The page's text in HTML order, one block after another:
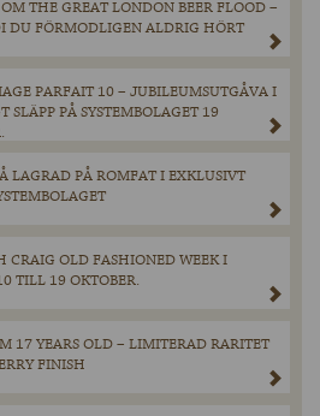
THE GREAT LONDON BEER FLOOD –
DU FÖRMODLIGEN ALDRIG HÖRT
PARFAIT 10 – JUBILEUMSUTGÅVA I
SLÄPP PÅ SYSTEMBOLAGET 19
LAGRAD PÅ ROMFAT I EXKLUSIVT
CRAIG OLD FASHIONED WEEK I
TILL 19 OKTOBER.
17 YEARS OLD – LIMITERAD RARITET
FINISH